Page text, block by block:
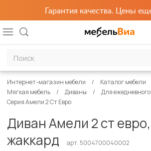
Гарантия качества. Цены
Интернет-магазин мебели
Каталог мебели
Мягкая мебель
Диваны
Для
Серия Амели 2 Ст Евро
Диван Амели 2 ст
жаккард
арт. 5004700040002